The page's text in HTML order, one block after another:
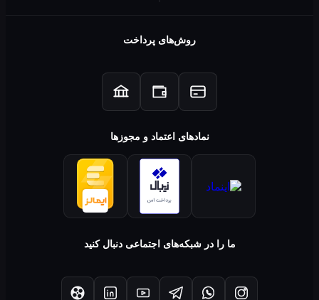
روش‌های پرداخت
نمادهای اعتماد و مجوزها
ما را در شبکه‌های اجتماعی دنبال کنید